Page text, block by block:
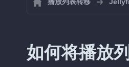
如何将播放